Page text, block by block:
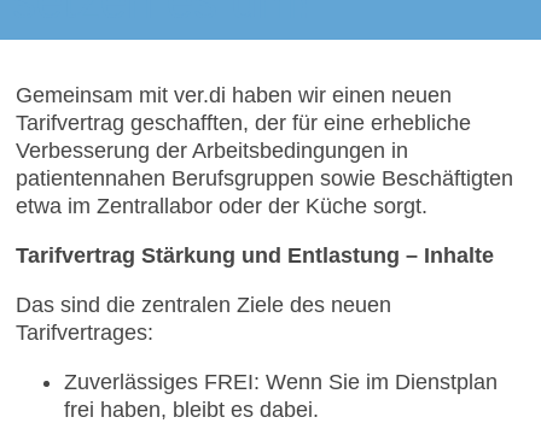
Gemeinsam mit ver.di haben wir einen neuen
Tarifvertrag geschafften, der für eine erhebliche
Verbesserung der Arbeitsbedingungen in
patientennahen Berufsgruppen sowie Beschäftigten
etwa im Zentrallabor oder der Küche sorgt.
Tarifvertrag Stärkung und Entlastung – Inhalte
Das sind die zentralen Ziele des neuen
Tarifvertrages:
Zuverlässiges FREI: Wenn Sie im Dienstplan
frei haben, bleibt es dabei.